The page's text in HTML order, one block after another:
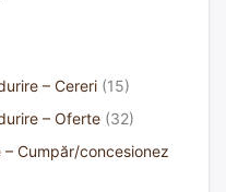
– Cereri (15)
– Oferte (32)
Cumpăr/concesionez